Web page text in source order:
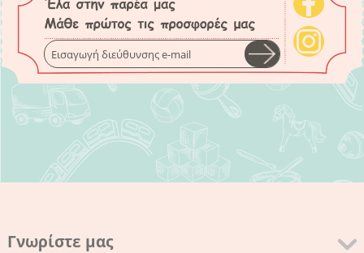
Γνωρίστε μας